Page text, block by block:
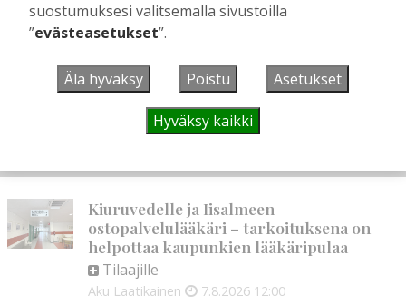
Kiuruvedelle ja Iisalmeen
ostopalvelulääkäri – tarkoituksena on
helpottaa kaupunkien lääkäripulaa
Tilaajille
Aku Laatikainen 7.8.2026 12:00
suostumuksesi valitsemalla sivustoilla
”evästeasetukset”.
Älä hyväksy Poistu Asetukset
Hyväksy kaikki